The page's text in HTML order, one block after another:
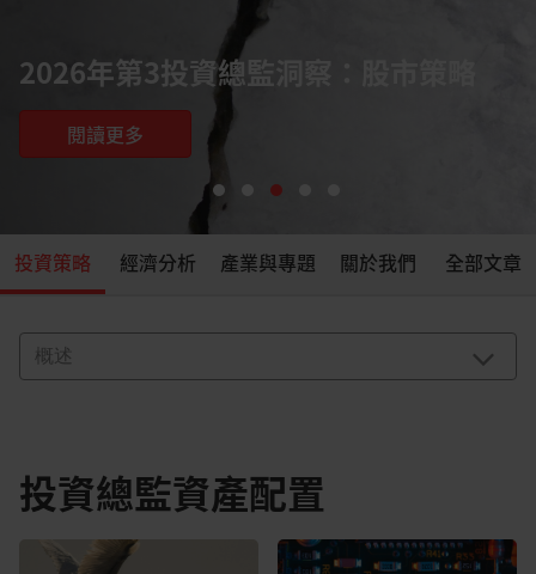
2026年第3季投資總監洞察：全球公司
債
閱讀更多
投資策略 經濟分析 產業與專題 關於我們 全部文章
投資總監資產配置